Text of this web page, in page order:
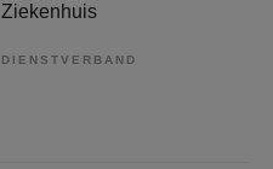
Ziekenhuis
DIENSTVERBAND